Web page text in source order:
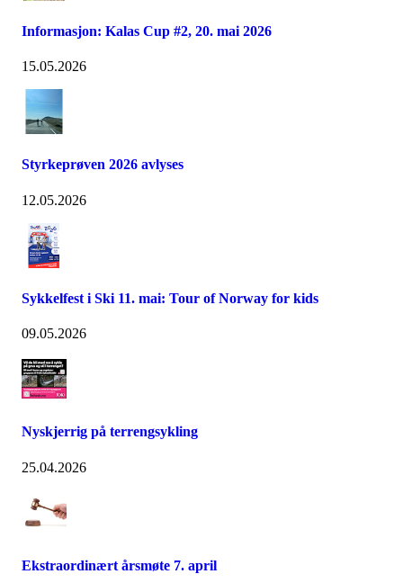
Informasjon: Kalas Cup #2, 20. mai 2026
15.05.2026
Styrkeprøven 2026 avlyses
12.05.2026
Sykkelfest i Ski 11. mai: Tour of Norway for kids
09.05.2026
Nyskjerrig på terrengsykling
25.04.2026
Ekstraordinært årsmøte 7. april